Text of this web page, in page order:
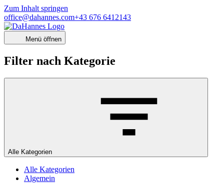
Zum Inhalt springen
office@dahannes.com+43 676 6412143
Menü öffnen
Filter nach Kategorie
Alle Kategorien
Alle Kategorien
Algemein